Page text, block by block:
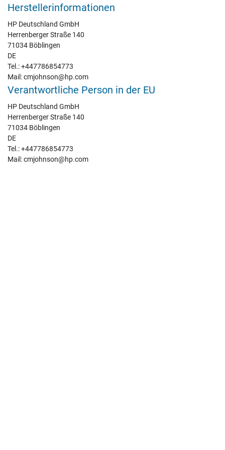
Herstellerinformationen
HP Deutschland GmbH
Herrenberger Straße 140
71034 Böblingen
DE
Tel.: +447786854773
Mail: cmjohnson@hp.com
Verantwortliche Person in der EU
HP Deutschland GmbH
Herrenberger Straße 140
71034 Böblingen
DE
Tel.: +447786854773
Mail: cmjohnson@hp.com